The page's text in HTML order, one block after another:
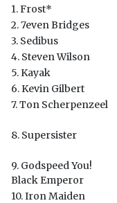
1. Frost*
2. 7even Bridges
3. Sedibus
4. Steven Wilson
5. Kayak
6. Kevin Gilbert
7. Ton Scherpenzeel
8. Supersister
9. Godspeed You!
Black Emperor
10. Iron Maiden